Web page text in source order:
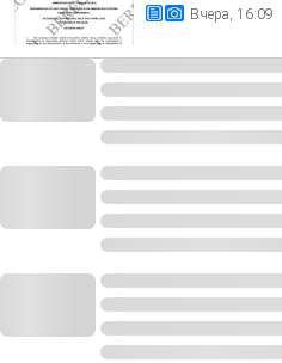
Вчера, 16:09